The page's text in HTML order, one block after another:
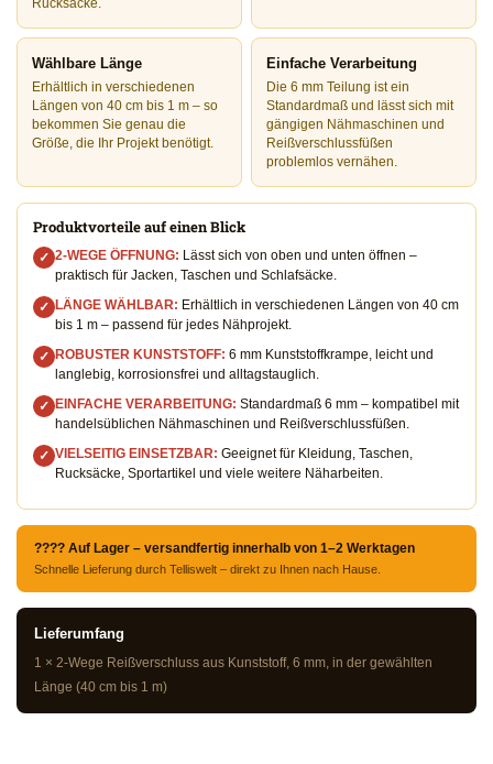
Rucksäcke.
Wählbare Länge
Erhältlich in verschiedenen
Längen von 40 cm bis 1 m – so
bekommen Sie genau die
Größe, die Ihr Projekt benötigt.
Einfache Verarbeitung
Die 6 mm Teilung ist ein
Standardmaß und lässt sich mit
gängigen Nähmaschinen und
Reißverschlussfüßen
problemlos vernähen.
Produktvorteile auf einen Blick
✓ 2-WEGE ÖFFNUNG: Lässt sich von oben und unten öffnen –
praktisch für Jacken, Taschen und Schlafsäcke.
✓ LÄNGE WÄHLBAR: Erhältlich in verschiedenen Längen von 40 cm
bis 1 m – passend für jedes Nähprojekt.
✓ ROBUSTER KUNSTSTOFF: 6 mm Kunststoffkrampe, leicht und
langlebig, korrosionsfrei und alltagstauglich.
✓ EINFACHE VERARBEITUNG: Standardmaß 6 mm – kompatibel mit
handelsüblichen Nähmaschinen und Reißverschlussfüßen.
✓ VIELSEITIG EINSETZBAR: Geeignet für Kleidung, Taschen,
Rucksäcke, Sportartikel und viele weitere Näharbeiten.
???? Auf Lager – versandfertig innerhalb von 1–2 Werktagen
Schnelle Lieferung durch Telliswelt – direkt zu Ihnen nach Hause.
Lieferumfang
1 × 2-Wege Reißverschluss aus Kunststoff, 6 mm, in der gewählten
Länge (40 cm bis 1 m)